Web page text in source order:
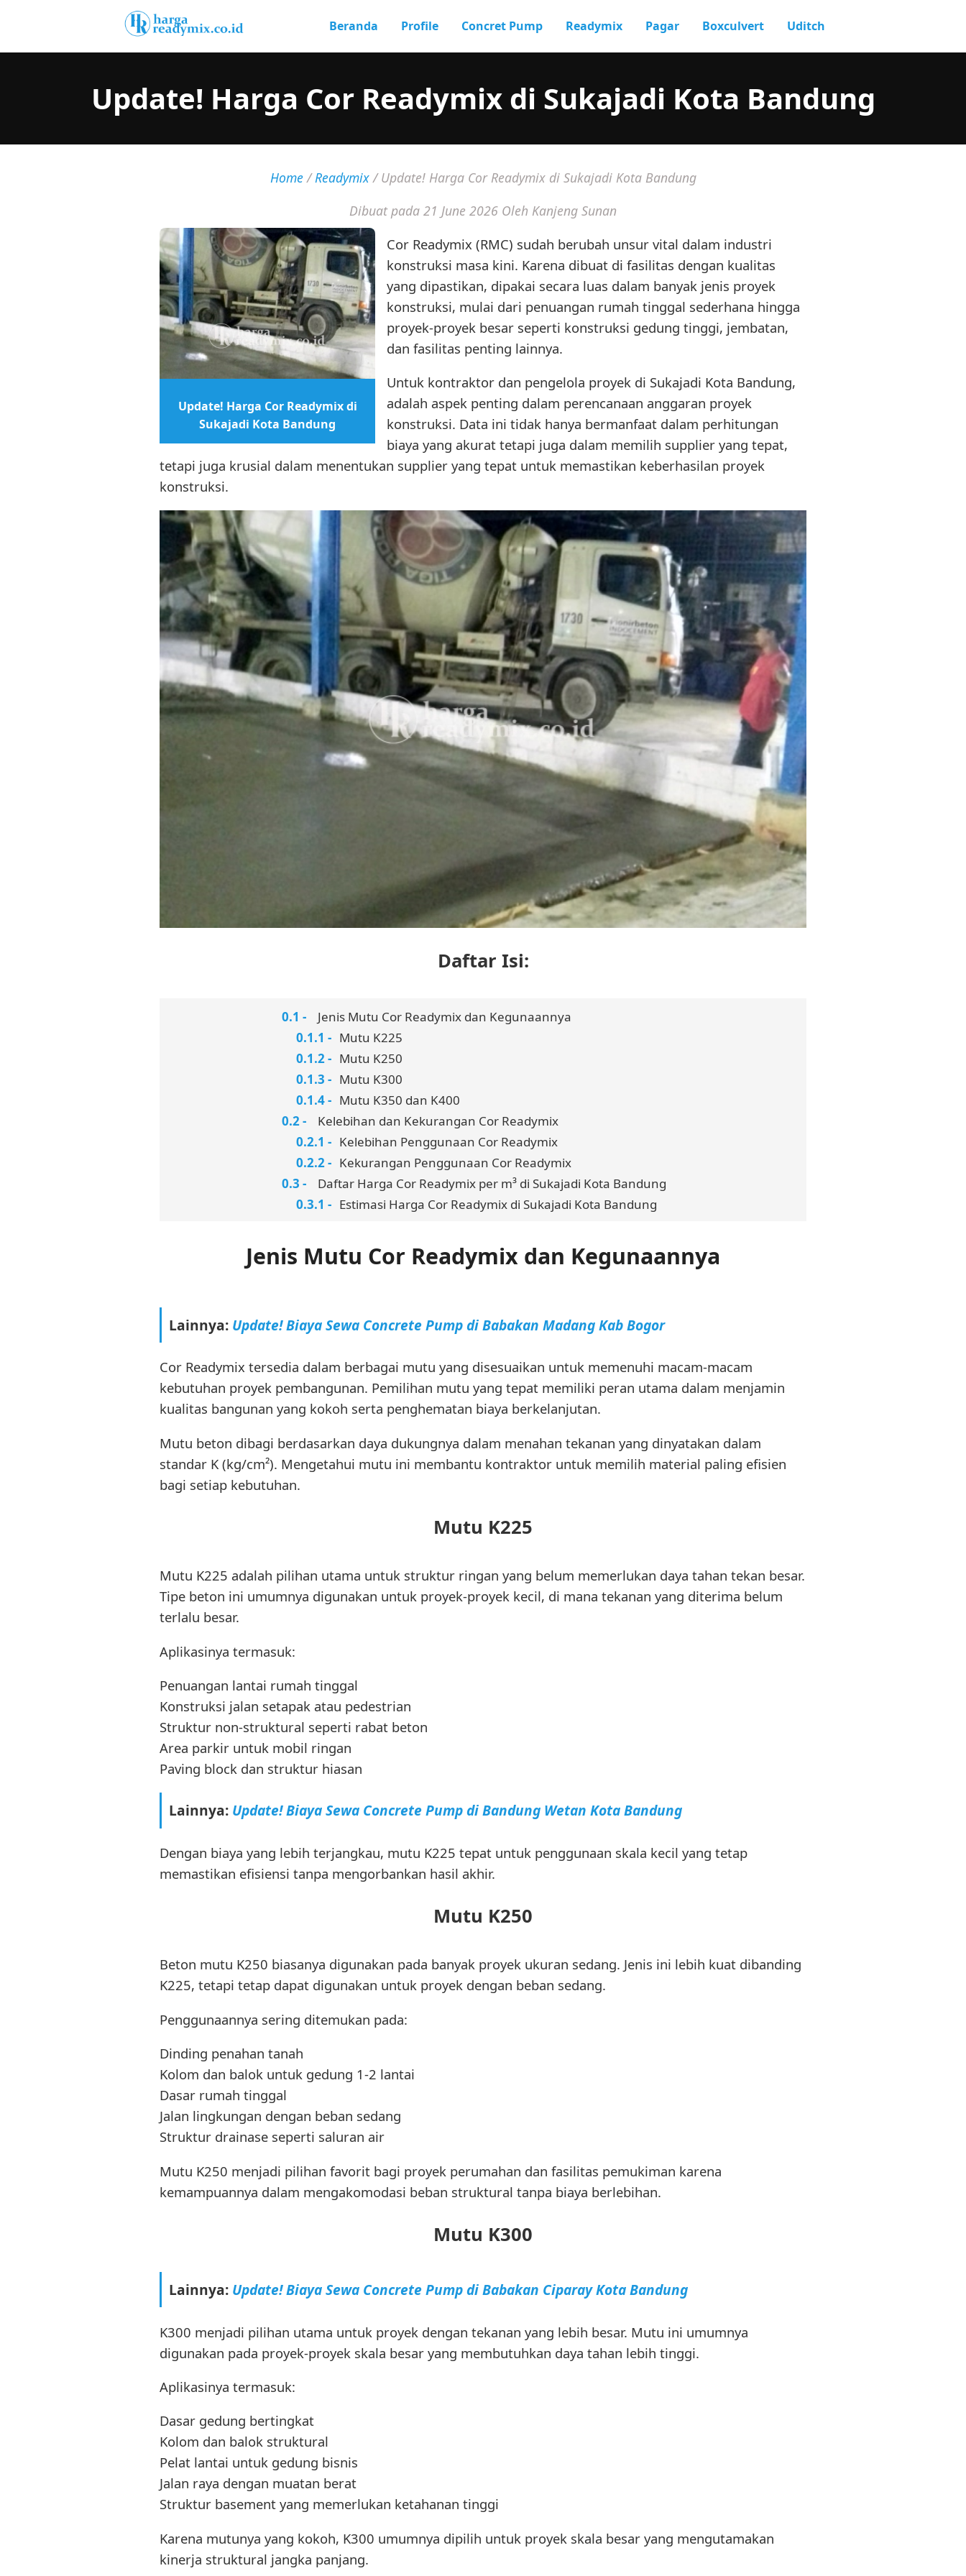
Beranda Profile Concret Pump Readymix Pagar Boxculvert Uditch
Update! Harga Cor Readymix di Sukajadi Kota Bandung
Home/Readymix/Update! Harga Cor Readymix di Sukajadi Kota Bandung
Dibuat pada 21 June 2026 Oleh Kanjeng Sunan
Update! Harga Cor Readymix di
Sukajadi Kota Bandung
Cor Readymix (RMC) sudah berubah unsur vital dalam industri
konstruksi masa kini. Karena dibuat di fasilitas dengan kualitas
yang dipastikan, dipakai secara luas dalam banyak jenis proyek
konstruksi, mulai dari penuangan rumah tinggal sederhana hingga
proyek-proyek besar seperti konstruksi gedung tinggi, jembatan,
dan fasilitas penting lainnya.
Untuk kontraktor dan pengelola proyek di Sukajadi Kota Bandung,
adalah aspek penting dalam perencanaan anggaran proyek
konstruksi. Data ini tidak hanya bermanfaat dalam perhitungan
biaya yang akurat tetapi juga dalam memilih supplier yang tepat,
tetapi juga krusial dalam menentukan supplier yang tepat untuk memastikan keberhasilan proyek
konstruksi.
Daftar Isi:
Jenis Mutu Cor Readymix dan Kegunaannya
Mutu K225
Mutu K250
Mutu K300
Mutu K350 dan K400
Kelebihan dan Kekurangan Cor Readymix
Kelebihan Penggunaan Cor Readymix
Kekurangan Penggunaan Cor Readymix
Daftar Harga Cor Readymix per m³ di Sukajadi Kota Bandung
Estimasi Harga Cor Readymix di Sukajadi Kota Bandung
Jenis Mutu Cor Readymix dan Kegunaannya
Lainnya: Update! Biaya Sewa Concrete Pump di Babakan Madang Kab Bogor
Cor Readymix tersedia dalam berbagai mutu yang disesuaikan untuk memenuhi macam-macam
kebutuhan proyek pembangunan. Pemilihan mutu yang tepat memiliki peran utama dalam menjamin
kualitas bangunan yang kokoh serta penghematan biaya berkelanjutan.
Mutu beton dibagi berdasarkan daya dukungnya dalam menahan tekanan yang dinyatakan dalam
standar K (kg/cm²). Mengetahui mutu ini membantu kontraktor untuk memilih material paling efisien
bagi setiap kebutuhan.
Mutu K225
Mutu K225 adalah pilihan utama untuk struktur ringan yang belum memerlukan daya tahan tekan besar.
Tipe beton ini umumnya digunakan untuk proyek-proyek kecil, di mana tekanan yang diterima belum
terlalu besar.
Aplikasinya termasuk:
Penuangan lantai rumah tinggal
Konstruksi jalan setapak atau pedestrian
Struktur non-struktural seperti rabat beton
Area parkir untuk mobil ringan
Paving block dan struktur hiasan
Lainnya: Update! Biaya Sewa Concrete Pump di Bandung Wetan Kota Bandung
Dengan biaya yang lebih terjangkau, mutu K225 tepat untuk penggunaan skala kecil yang tetap
memastikan efisiensi tanpa mengorbankan hasil akhir.
Mutu K250
Beton mutu K250 biasanya digunakan pada banyak proyek ukuran sedang. Jenis ini lebih kuat dibanding
K225, tetapi tetap dapat digunakan untuk proyek dengan beban sedang.
Penggunaannya sering ditemukan pada:
Dinding penahan tanah
Kolom dan balok untuk gedung 1-2 lantai
Dasar rumah tinggal
Jalan lingkungan dengan beban sedang
Struktur drainase seperti saluran air
Mutu K250 menjadi pilihan favorit bagi proyek perumahan dan fasilitas pemukiman karena
kemampuannya dalam mengakomodasi beban struktural tanpa biaya berlebihan.
Mutu K300
Lainnya: Update! Biaya Sewa Concrete Pump di Babakan Ciparay Kota Bandung
K300 menjadi pilihan utama untuk proyek dengan tekanan yang lebih besar. Mutu ini umumnya
digunakan pada proyek-proyek skala besar yang membutuhkan daya tahan lebih tinggi.
Aplikasinya termasuk:
Dasar gedung bertingkat
Kolom dan balok struktural
Pelat lantai untuk gedung bisnis
Jalan raya dengan muatan berat
Struktur basement yang memerlukan ketahanan tinggi
Karena mutunya yang kokoh, K300 umumnya dipilih untuk proyek skala besar yang mengutamakan
kinerja struktural jangka panjang.